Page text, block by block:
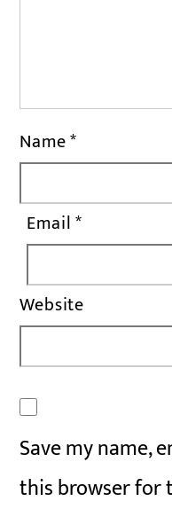
Name*
Email*
Website
Save my name,
this browser for